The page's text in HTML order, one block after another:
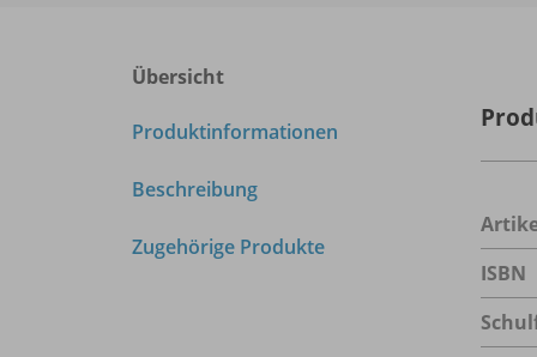
Übersicht
Produktinformationen
Beschreibung
Zugehörige Produkte
ISBN